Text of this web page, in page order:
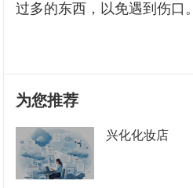
过多的东西，以免遇到伤口。
为您推荐
兴化化妆店